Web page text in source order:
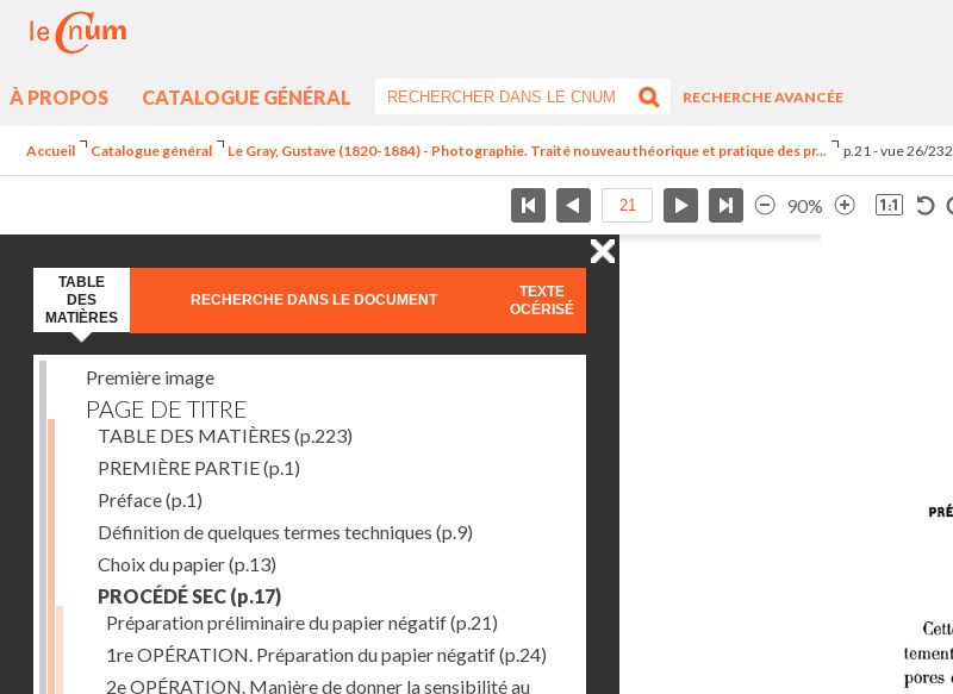
À PROPOS CATALOGUE GÉNÉRAL
RECHERCHE AVANCÉE
Accueil Catalogue général Le Gray, Gustave (1820-1884) - Photographie. Traité nouveau théorique et pratique des pr... p.21 - vue 26/232
90%
TABLE
DES
MATIÈRES
RECHERCHE DANS LE DOCUMENT
TEXTE
OCÉRISÉ
Première image
PAGE DE TITRE
TABLE DES MATIÈRES (p.223)
PREMIÈRE PARTIE(p.1)
Préface(p.1)
Définition de quelques termes techniques (p.9)
Choix du papier(p.13)
PROCÉDÉ SEC (p.17)
Préparation préliminaire du papier négatif(p.21)
1re OPÉRATION. Préparation du papier négatif(p.24)
2e OPÉRATION. Manière de donner la sensibilité au